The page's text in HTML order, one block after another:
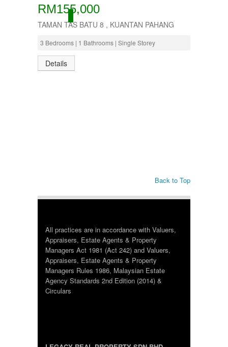
ACTIVE
RM155,000
TAMAN TAS BATU 8 , KUANTAN PAHANG
3 Bedrooms | 1 Bathrooms | Single Storey
Details
Back to Top
All practices are in accordance with Valuers,
Appraisers, Estate Agents & Property
Managers Act 1981 (Act 242) and Valuers,
Appraisers, Estate Agents & Property
Managers Rules 1986, Malaysian Estate
Agency Standards 2nd Edition (2014) &
Circulars